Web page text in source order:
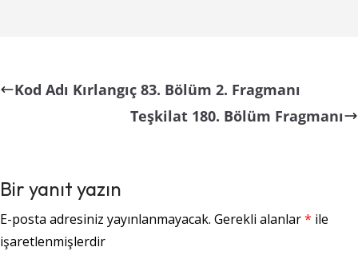
Kod Adı Kırlangıç 83. Bölüm 2. Fragmanı
Teşkilat 180. Bölüm Fragmanı
Bir yanıt yazın
E-posta adresiniz yayınlanmayacak. Gerekli alanlar* ile
işaretlenmişlerdir